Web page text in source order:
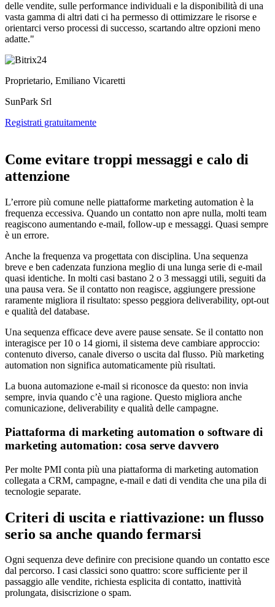
delle vendite, sulle performance individuali e la disponibilità di una
vasta gamma di altri dati ci ha permesso di ottimizzare le risorse e
orientarci verso processi di successo, scartando altre opzioni meno
adatte."
Proprietario, Emiliano Vicaretti
SunPark Srl
Registrati gratuitamente
Come evitare troppi messaggi e calo di
attenzione
L’errore più comune nelle piattaforme marketing automation è la
frequenza eccessiva. Quando un contatto non apre nulla, molti team
reagiscono aumentando e-mail, follow-up e messaggi. Quasi sempre
è un errore.
Anche la frequenza va progettata con disciplina. Una sequenza
breve e ben cadenzata funziona meglio di una lunga serie di e-mail
quasi identiche. In molti casi bastano 2 o 3 messaggi utili, seguiti da
una pausa vera. Se il contatto non reagisce, aggiungere pressione
raramente migliora il risultato: spesso peggiora deliverability, opt-out
e qualità del database.
Una sequenza efficace deve avere pause sensate. Se il contatto non
interagisce per 10 o 14 giorni, il sistema deve cambiare approccio:
contenuto diverso, canale diverso o uscita dal flusso. Più marketing
automation non significa automaticamente più risultati.
La buona automazione e-mail si riconosce da questo: non invia
sempre, invia quando c’è una ragione. Questo migliora anche
comunicazione, deliverability e qualità delle campagne.
Piattaforma di marketing automation o software di
marketing automation: cosa serve davvero
Per molte PMI conta più una piattaforma di marketing automation
collegata a CRM, campagne, e-mail e dati di vendita che una pila di
tecnologie separate.
Criteri di uscita e riattivazione: un flusso
serio sa anche quando fermarsi
Ogni sequenza deve definire con precisione quando un contatto esce
dal percorso. I casi classici sono quattro: score sufficiente per il
passaggio alle vendite, richiesta esplicita di contatto, inattività
prolungata, disiscrizione o spam.